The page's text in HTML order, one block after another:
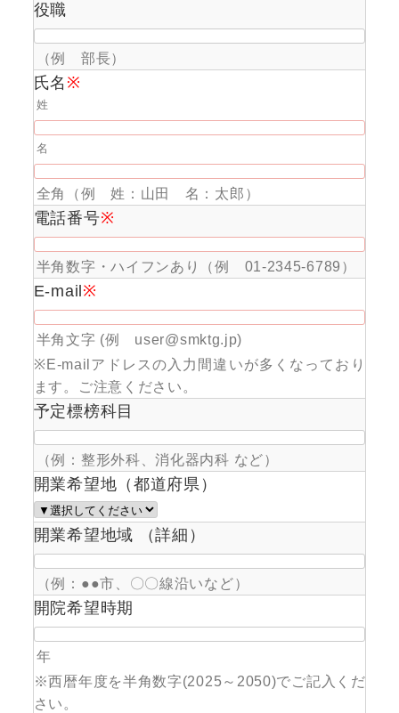
役職
（例 部長）
氏名 ※
姓
名
全角（例 姓：山田 名：太郎）
電話番号※
半角数字・ハイフンあり（例 01-2345-6789）
E-mail ※
半角文字 (例 user@smktg.jp)
※E-mailアドレスの入力間違いが多くなっており
ます。ご注意ください。
予定標榜科目
（例：整形外科、消化器内科 など）
開業希望地（都道府県）
開業希望地域 （詳細）
（例：●●市、〇〇線沿いなど）
開院希望時期
年
※西暦年度を半角数字(2025～2050)でご記入くだ
さい。